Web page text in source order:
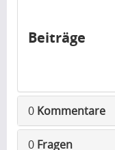
Beiträge
0 Kommentare
0 Fragen